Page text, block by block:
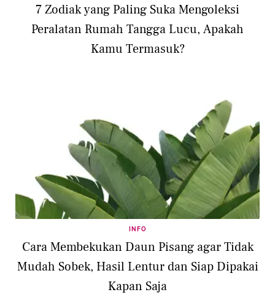
7 Zodiak yang Paling Suka Mengoleksi
Peralatan Rumah Tangga Lucu, Apakah
Kamu Termasuk?
INFO
Cara Membekukan Daun Pisang agar Tidak
Mudah Sobek, Hasil Lentur dan Siap Dipakai
Kapan Saja